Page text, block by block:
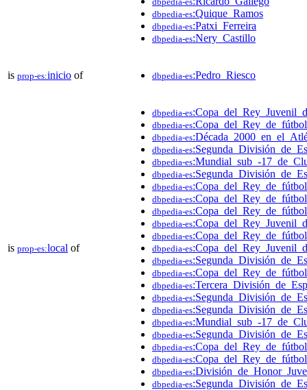
dbpedia-es:Quique_Ramos
dbpedia-es:Patxi_Ferreira
dbpedia-es:Nery_Castillo
is prop-es:inicio of dbpedia-es:Pedro_Riesco
is prop-es:local of
dbpedia-es
dbpedia-es
dbpedia-es
dbpedia-es
dbpedia-es:Mundial_sub_-
dbpedia-es
dbpedia-es
dbpedia-es
dbpedia-es
dbpedia-es
dbpedia-es
dbpedia-es
dbpedia-es
dbpedia-es
dbpedia-es
dbpedia-es
dbpedia-es
dbpedia-es:Mundial_sub_-
dbpedia-es
dbpedia-es
dbpedia-es
dbpedia-es
dbpedia-es